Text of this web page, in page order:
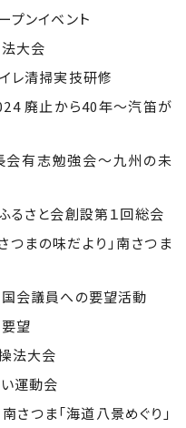
ンイベント
大会
レ清掃実技研修
廃止から40年～汽笛が
有志勉強会～九州の未
さと会創設第１回総会
まの味だより」南さつま
会議員への要望活動
望
法大会
運動会
さつま「海道八景めぐり」